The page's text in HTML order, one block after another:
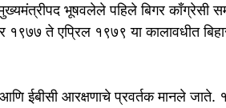
मुख्यमंत्रीपद भूषवलेले पहिले बिगर काँग्रेसी
ते एप्रिल १९७९ या कालावधीत
ईबीसी आरक्षणाचे प्रवर्तक मानले